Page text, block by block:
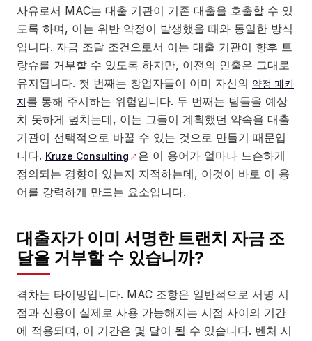
사유로서 MAC는 대출 기관이 기존 대출을 호출할 수 있
도록 하며, 이는 위반 약정이 발생했을 때와 동일한 방식
입니다. 자금 조달 조건으로서 이는 대출 기관이 향후 트
랑슈를 거부할 수 있도록 하지만, 이전의 인출은 그대로
유지됩니다. 첫 번째는 창업자들이 이미 자신의 약정 패키
지를 통해 주시하는 위험입니다. 두 번째는 팀들을 예상
치 못하게 덮치는데, 이는 그들이 계획했던 약속을 대출
기관이 선택적으로 바꿀 수 있는 것으로 만들기 때문입
니다. Kruze Consulting
은 이 용어가 얼마나 느슨하게
정의되는 경향이 있는지 지적하는데, 이것이 바로 이 용
어를 강력하게 만드는 요소입니다.
대출자가 이미 서명한 트랜치 자금 조
달을 거부할 수 있습니까?
격차는 타이밍입니다. MAC 조항은 일반적으로 서명 시
점과 신용이 실제로 사용 가능해지는 시점 사이의 기간
에 적용되며, 이 기간은 몇 달이 될 수 있습니다. 벤처 시